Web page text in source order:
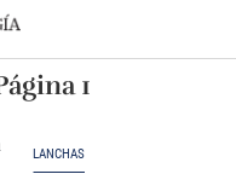
1
LANCHAS